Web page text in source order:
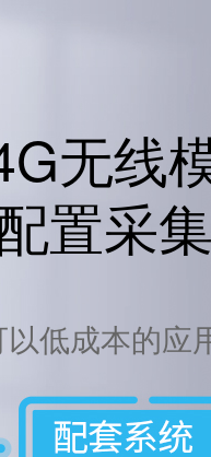
无线
置采
低成本的应